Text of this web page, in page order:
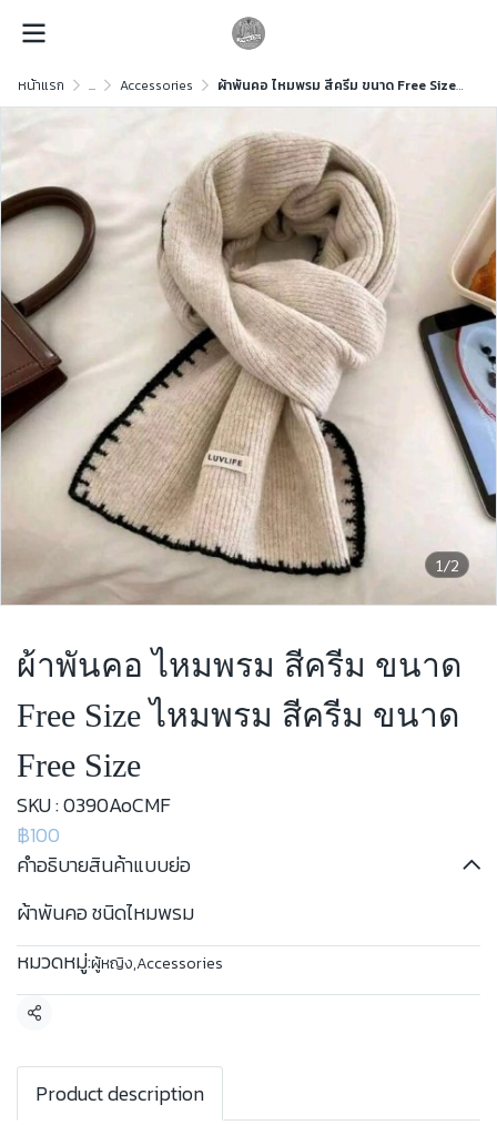
หน้าแรก ... Accessories ผ้าพันคอ ไหมพรม สีครีม ขนาด Free Size ไหมพรม สีครีม ขนาด Free Size
1/2
ผ้าพันคอ ไหมพรม สีครีม ขนาด
Free Size ไหมพรม สีครีม ขนาด
Free Size
SKU : 0390AoCMF
฿100
คำอธิบายสินค้าแบบย่อ
ผ้าพันคอ ชนิดไหมพรม
หมวดหมู่:ผู้หญิง,Accessories
แชร์
Product description